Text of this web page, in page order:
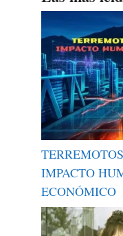
IMPACTO
ECONÓMICO